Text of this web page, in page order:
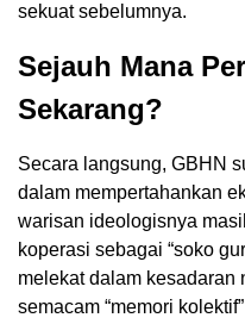
sekuat sebelumnya.
Sejauh Mana
Sekarang?
Secara langsung, GBHN
dalam mempertahankan
warisan ideologisnya
koperasi sebagai “soko
melekat dalam kesadaran
semacam “memori